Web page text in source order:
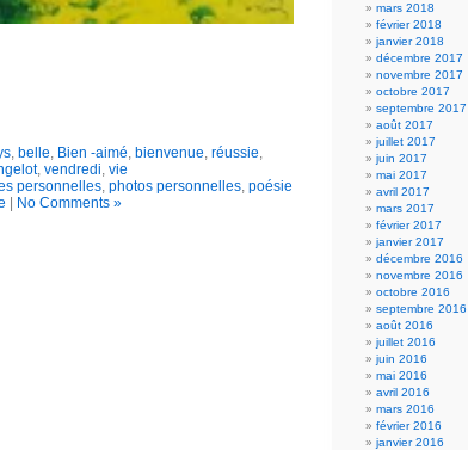
, belle Bien -aimé bienvenue réussie
, vendredi vie
personnelles, photos personnelles, poésie
| No Comments »
mars 2018
février 2018
janvier 2018
décembre 2017
novembre 2017
octobre 2017
septembre 2017
août 2017
juillet 2017
juin 2017
mai 2017
avril 2017
mars 2017
février 2017
janvier 2017
décembre 2016
novembre 2016
octobre 2016
septembre 2016
août 2016
juillet 2016
juin 2016
mai 2016
avril 2016
mars 2016
février 2016
janvier 2016